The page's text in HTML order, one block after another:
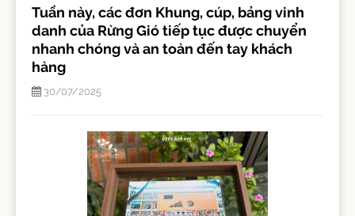
Tuần này, các đơn Khung, cúp, bảng vinh
danh của Rừng Gió tiếp tục được chuyển
nhanh chóng và an toàn đến tay khách
hàng
30/07/2025